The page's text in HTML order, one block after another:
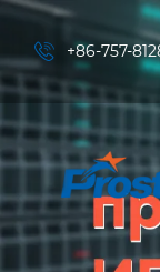
 +86-757-